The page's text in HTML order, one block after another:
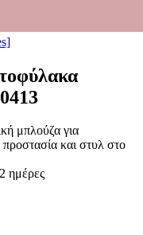
μπλούζα για
και στυλ στο
ημέρες